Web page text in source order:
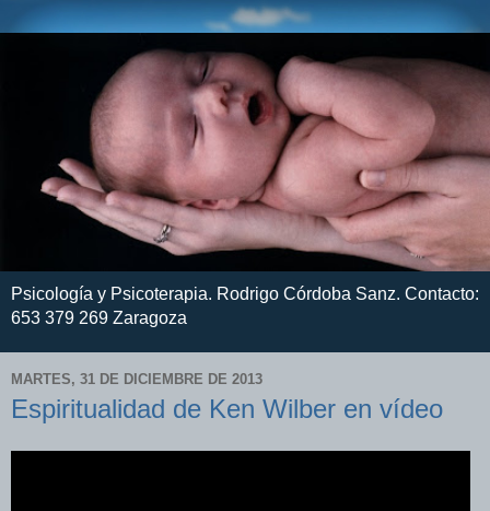
Psicología y Psicoterapia. Rodrigo Córdoba Sanz. Contacto:
653 379 269 Zaragoza
MARTES, 31 DE DICIEMBRE DE 2013
Espiritualidad de Ken Wilber en vídeo